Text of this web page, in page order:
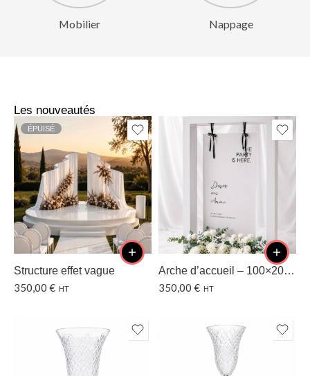
Mobilier Nappage
Les nouveautés
ÉPUISÉ
Structure effet vague
350,00 € HT
Arche d’accueil – 100×200 CM
350,00 € HT